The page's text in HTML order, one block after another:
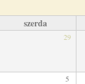
szerda
29
5